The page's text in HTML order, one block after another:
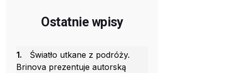
Ostatnie wpisy
1.
Światło utkane z podróży.
Brinova prezentuje autorską